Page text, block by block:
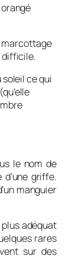
marcottage
difficile.
soleil ce qui
le nom de
griffe.
manguier
adéquat
rares
sur des